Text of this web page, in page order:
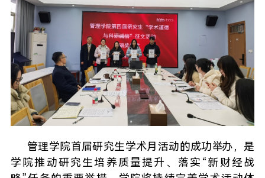
管理学院首届研究生学术月活动的成功举办，是
学院推动研究生培养质量提升、落实“新财经战